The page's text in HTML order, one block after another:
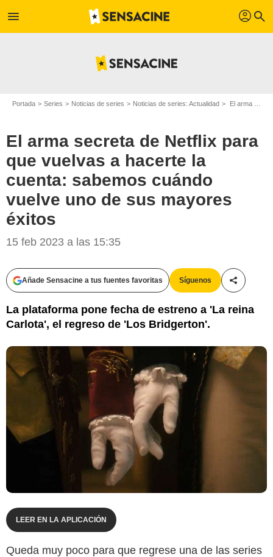
menu profil search
Portada Series Noticias de series Noticias de series: Actualidad El arma secreta de Netflix para que vuelvas a hacerte la cuenta: sabemos cuándo vuelve uno de sus mayores éxitos
El arma secreta de Netflix para
que vuelvas a hacerte la
cuenta: sabemos cuándo
vuelve uno de sus mayores
éxitos
15 feb 2023 a las 15:35
Añade Sensacine a tus fuentes favoritas Síguenos
La plataforma pone fecha de estreno a 'La reina
Carlota', el regreso de 'Los Bridgerton'.
Netflix
LEER EN LA APLICACIÓN
Queda muy poco para que regrese una de las series